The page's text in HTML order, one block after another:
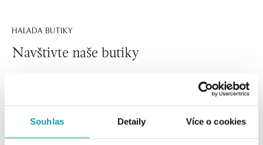
Souhlas Detaily Více o cookies
HALADA BUTIKY
Navštivte naše butiky